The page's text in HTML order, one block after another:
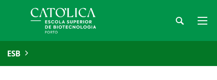
ESB